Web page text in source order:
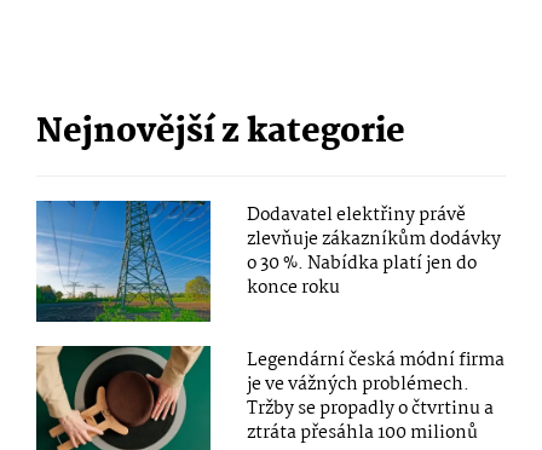
Nejnovější z kategorie
Dodavatel elektřiny právě
zlevňuje zákazníkům dodávky
o 30 %. Nabídka platí jen do
konce roku
Legendární česká módní firma
je ve vážných problémech.
Tržby se propadly o čtvrtinu a
ztráta přesáhla 100 milionů